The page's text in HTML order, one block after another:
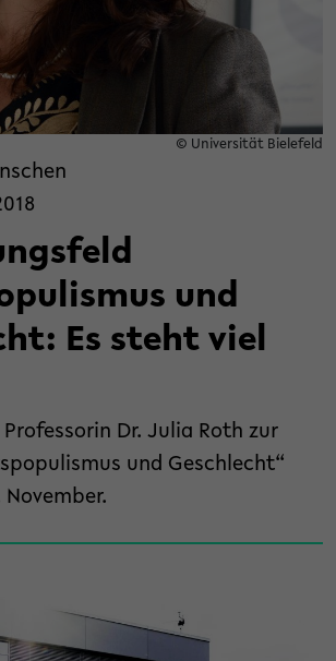
© Universität Bielefeld
und
Es steht viel
Professorin Dr. Julia Roth zur
und Geschlecht“